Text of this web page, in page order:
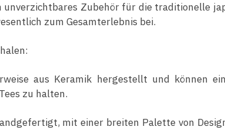
unverzichtbares Zubehör für die traditionelle
zum Gesamterlebnis bei.
aus Keramik hergestellt und können
zu halten.
mit einer breiten Palette von